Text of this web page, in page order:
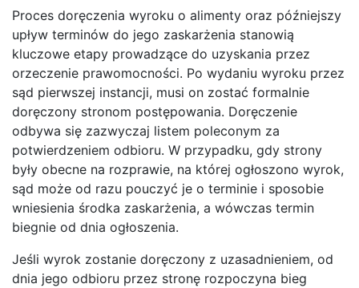
Proces doręczenia wyroku o alimenty oraz późniejszy
upływ terminów do jego zaskarżenia stanowią
kluczowe etapy prowadzące do uzyskania przez
orzeczenie prawomocności. Po wydaniu wyroku przez
sąd pierwszej instancji, musi on zostać formalnie
doręczony stronom postępowania. Doręczenie
odbywa się zazwyczaj listem poleconym za
potwierdzeniem odbioru. W przypadku, gdy strony
były obecne na rozprawie, na której ogłoszono wyrok,
sąd może od razu pouczyć je o terminie i sposobie
wniesienia środka zaskarżenia, a wówczas termin
biegnie od dnia ogłoszenia.
Jeśli wyrok zostanie doręczony z uzasadnieniem, od
dnia jego odbioru przez stronę rozpoczyna bieg